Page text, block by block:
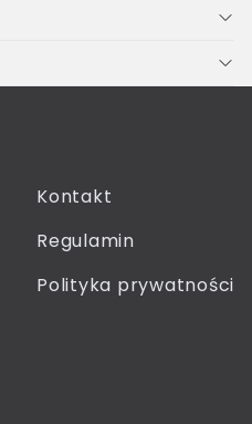
Kontakt
Regulamin
Polityka prywatności